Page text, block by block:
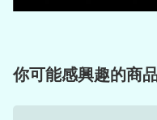
你可能感興趣的商